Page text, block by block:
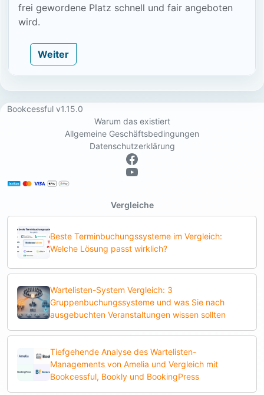
frei gewordene Platz schnell und fair angeboten
wird.
Weiter
Bookcessful v1.15.0
Warum das existiert
Allgemeine Geschäftsbedingungen
Datenschutzerklärung
Vergleiche
Beste Terminbuchungssysteme im Vergleich:
Welche Lösung passt wirklich?
Wartelisten-System Vergleich: 3
Gruppenbuchungssysteme und was Sie nach
ausgebuchten Veranstaltungen wissen sollten
Tiefgehende Analyse des Wartelisten-
Managements von Amelia und Vergleich mit
Bookcessful, Bookly und BookingPress